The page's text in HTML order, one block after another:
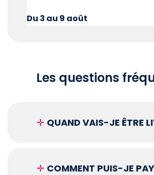
Du 3 au 9 août
Les questions
✛ QUAND VAIS-JE ÊTRE
✛ COMMENT PUIS-JE